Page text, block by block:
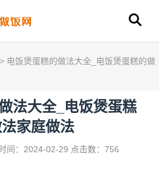
> 电饭煲蛋糕的做法大全_电饭煲蛋糕的做
法大全_电饭煲蛋糕
家庭做法
间：2024-02-29 点击数：756